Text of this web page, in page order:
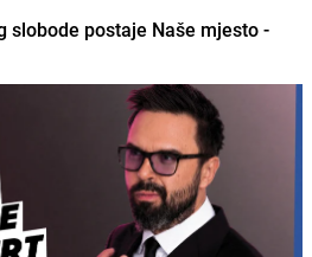
slobode postaje Naše mjesto -